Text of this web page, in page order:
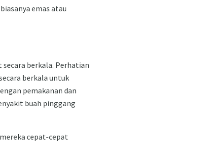
emas atau
berkala. Perhatian
berkala untuk
pemakanan dan
buah pinggang
cepat-cepat